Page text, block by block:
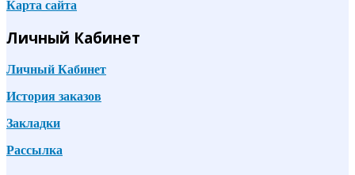
Карта сайта
Личный Кабинет
Личный Кабинет
История заказов
Закладки
Рассылка